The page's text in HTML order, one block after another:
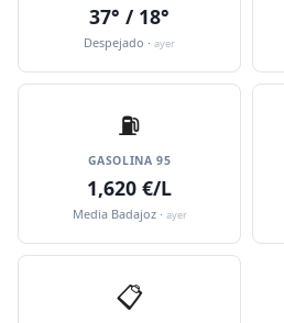
37° / 18°
Despejado · ayer
⛽️
GASOLINA 95
1,620 €/L
Media Badajoz · ayer
📋